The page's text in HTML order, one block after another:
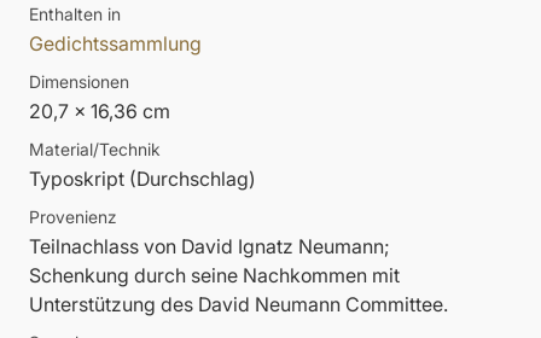
Enthalten in
Gedichtssammlung
Dimensionen
20,7 x 16,36 cm
Material/Technik
Typoskript (Durchschlag)
Provenienz
Teilnachlass von David Ignatz Neumann;
Schenkung durch seine Nachkommen mit
Unterstützung des David Neumann Committee.